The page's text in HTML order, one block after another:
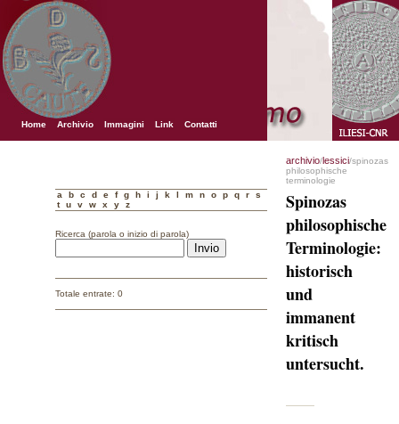
Home Archivio Immagini Link Contatti
a b c d e f g h i j k l m n o p q r
s
t
u v w x y z
Ricerca (parola o inizio di parola)
Totale entrate: 0
archivio/lessici/spinozas
philosophische
terminologie
Spinozas
philosophische
Terminologie:
historisch
und
immanent
kritisch
untersucht.